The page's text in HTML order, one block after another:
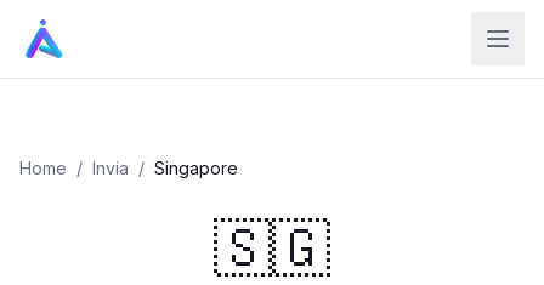
Home / Invia / Singapore
🇸🇬